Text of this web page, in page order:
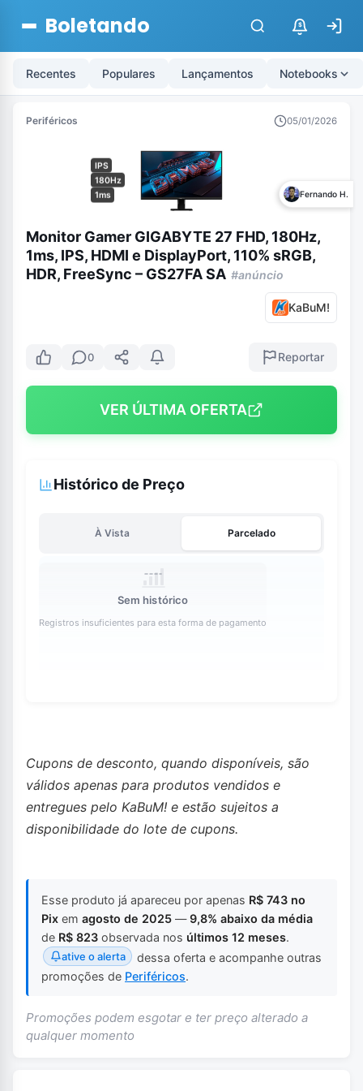
Boletando $
Recentes Populares Lançamentos Notebooks
Periféricos 05/01/2026
IPS
180Hz
1ms
Fernando H.
Monitor Gamer GIGABYTE 27 FHD, 180Hz,
1ms, IPS, HDMI e DisplayPort, 110% sRGB,
HDR, FreeSync – GS27FA SA #anúncio
KaBuM!
0 Reportar
VER ÚLTIMA OFERTA
Histórico de Preço
À Vista Parcelado
Sem histórico
Registros insuficientes para esta forma de pagamento
Cupons de desconto, quando disponíveis, são
válidos apenas para produtos vendidos e
entregues pelo KaBuM! e estão sujeitos a
disponibilidade do lote de cupons.
Esse produto já apareceu por apenas R$ 743 no
Pix em agosto de 2025 —9,8% abaixo da média
de R$ 823 observada nos últimos 12 meses.
ative o alerta
dessa oferta e acompanhe outras
promoções de Periféricos.
Promoções podem esgotar e ter preço alterado a
qualquer momento